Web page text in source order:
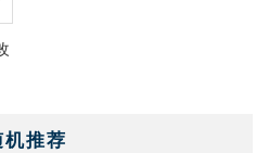
机推荐